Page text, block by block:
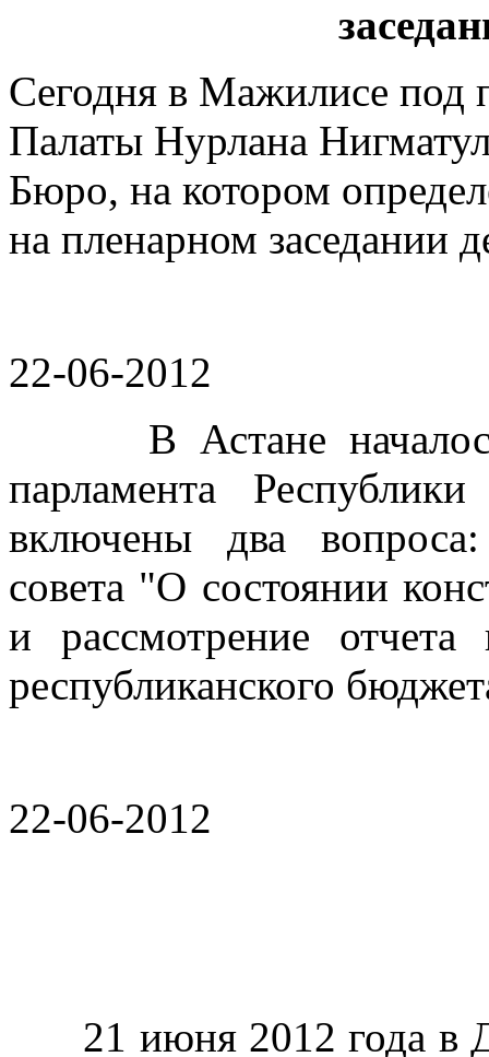
Сегодня в Мажилисе под
Палаты Нурлана
Бюро, на котором
на пленарном заседании
22-06-2012
В Астане началось
парламента
включены два
совета "О состоянии
и рассмотрение отчета
республиканского
22-06-2012
21 июня 2012 года в